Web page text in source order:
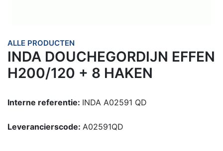
ALLE PRODUCTEN
INDA DOUCHEGORDIJN EFFEN
H200/120 + 8 HAKEN
Interne referentie: INDA A02591 QD
Leverancierscode: A02591QD